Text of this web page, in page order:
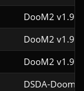
DooM2 v1.9f
DooM2 v1.9f
DooM2 v1.9f
DSDA-Doom